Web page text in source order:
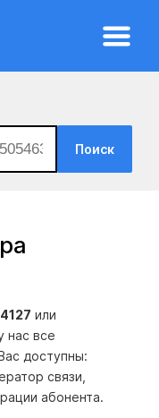
Поиск
или
нас все
доступны:
связи,
абонента.